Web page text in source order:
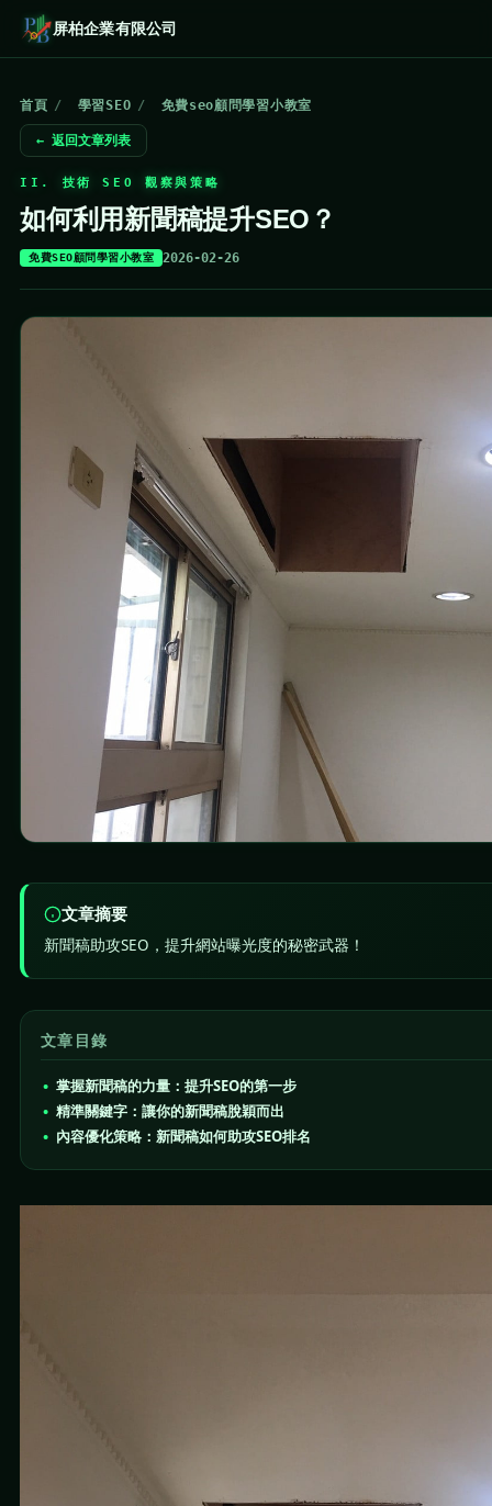
屏柏企業有限公司
首頁 / 學習SEO / 免費seo顧問學習小教室
← 返回文章列表
II. 技術 SEO 觀察與策略
如何利用新聞稿提升SEO？
免費SEO顧問學習小教室 2026-02-26
文章摘要
新聞稿助攻SEO，提升網站曝光度的秘密武器！
文章目錄
掌握新聞稿的力量：提升SEO的第一步
精準關鍵字：讓你的新聞稿脫穎而出
內容優化策略：新聞稿如何助攻SEO排名